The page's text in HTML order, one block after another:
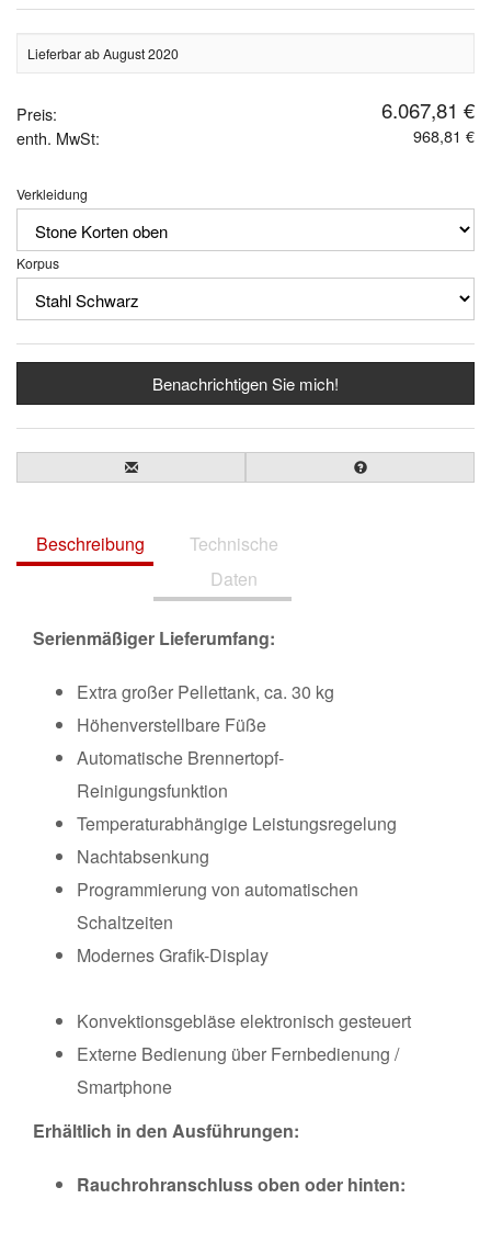
Lieferbar ab August 2020
Preis: 6.067,81 €
enth. MwSt: 968,81 €
Verkleidung
Korpus
Benachrichtigen Sie mich!
Beschreibung
Technische
Daten
Serienmäßiger Lieferumfang:
Extra großer Pellettank, ca. 30 kg
Höhenverstellbare Füße
Automatische Brennertopf-
Reinigungsfunktion
Temperaturabhängige Leistungsregelung
Nachtabsenkung
Programmierung von automatischen
Schaltzeiten
Modernes Grafik-Display
Konvektionsgebläse elektronisch gesteuert
Externe Bedienung über Fernbedienung /
Smartphone
Erhältlich in den Ausführungen:
Rauchrohranschluss oben oder hinten: